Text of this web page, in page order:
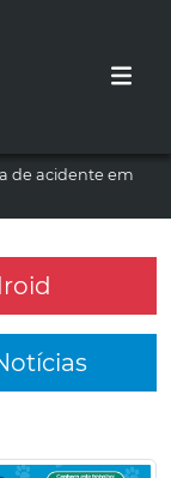
de acidente em